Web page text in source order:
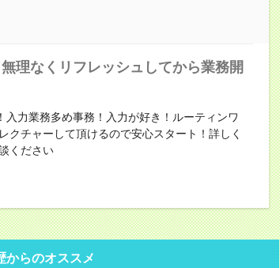
理なくリフレッシュしてから業務開
力業務多め事務！入力が好き！ルーティンワ
クチャーして頂けるので安心スタート！詳しく
ください
からのオススメ